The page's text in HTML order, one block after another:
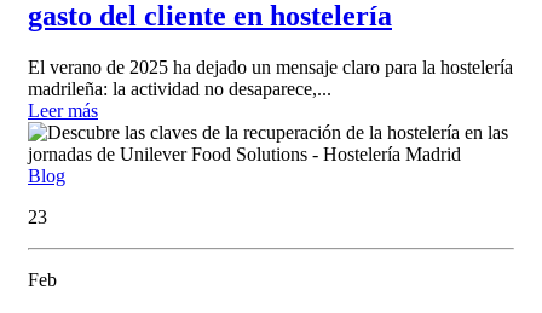
gasto del cliente en hostelería
El verano de 2025 ha dejado un mensaje claro para la hostelería
madrileña: la actividad no desaparece,...
Leer más
Blog
23
Feb